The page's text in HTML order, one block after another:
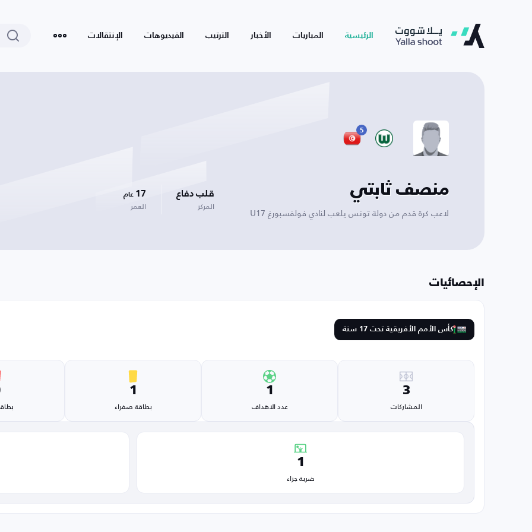
الرئيسية المباريات الأخبار الترتيب الفيديوهات الإنتقالات
5
منصف ثابتي
لاعب كرة قدم من دولة تونس يلعب لنادي فولفسبورغ U17
قلب دفاع
المركز
17 عام
العمر
الإحصائيات
كأس الأمم الأفريقية تحت 17 سنة
3
المشاركات
1
عدد الاهداف
1
بطاقة صفراء
1
ضربة جزاء